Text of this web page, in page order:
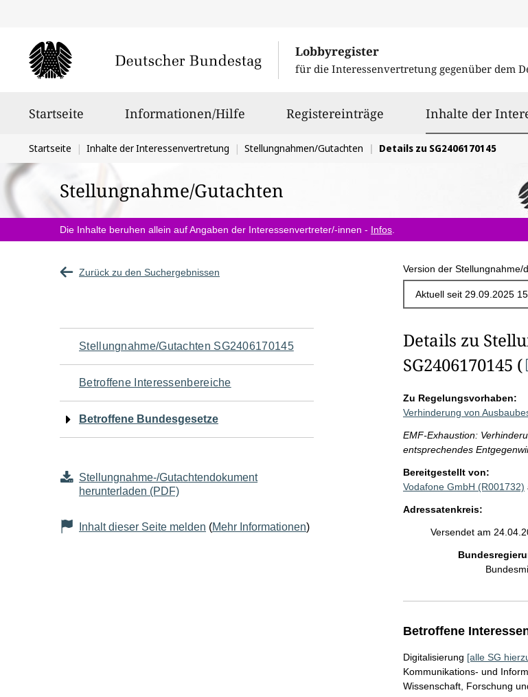
Lobbyregister
für die Interessenvertretung gegenüber dem
Startseite Informationen/Hilfe Registereinträge Inhalte der
Sie
befinden
sich
hier:
Startseite Inhalte der Interessenvertretung Stellungnahmen/Gutachten Details zu SG2406170145
Stellungnahme/Gutachten
Die Inhalte beruhen allein auf Angaben der Interessenvertreter/-innen - Infos
Zurück zu den Suchergebnissen Version der Stellungnahme/
Navigation
für
den
Seiteninhalt
Stellungnahme/Gutachten SG2406170145
Betroffene Interessenbereiche
Betroffene Bundesgesetze
Stellungnahme-/Gutachtendokument
herunterladen (PDF)
Inhalt dieser Seite melden (Mehr Informationen)
Details zu
SG2406170145 (
Zu Regelungsvorhaben:
Verhinderung von
EMF-Exhaustion:
entsprechendes
Bereitgestellt von:
Vodafone GmbH (R001732)
Adressatenkreis:
Versendet am
Betroffene
Digitalisierung [alle SG
Kommunikations- und
Wissenschaft, Forschung